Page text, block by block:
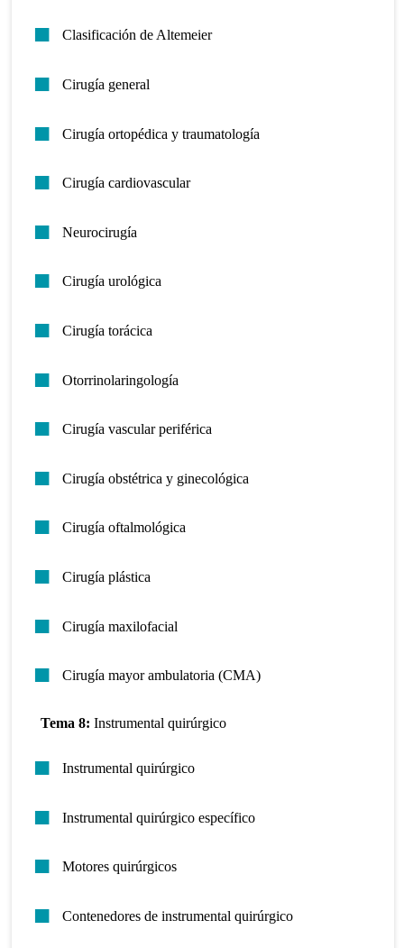
Clasificación de Altemeier
Cirugía general
Cirugía ortopédica y traumatología
Cirugía cardiovascular
Neurocirugía
Cirugía urológica
Cirugía torácica
Otorrinolaringología
Cirugía vascular periférica
Cirugía obstétrica y ginecológica
Cirugía oftalmológica
Cirugía plástica
Cirugía maxilofacial
Cirugía mayor ambulatoria (CMA)
Tema 8: Instrumental quirúrgico
Instrumental quirúrgico
Instrumental quirúrgico específico
Motores quirúrgicos
Contenedores de instrumental quirúrgico